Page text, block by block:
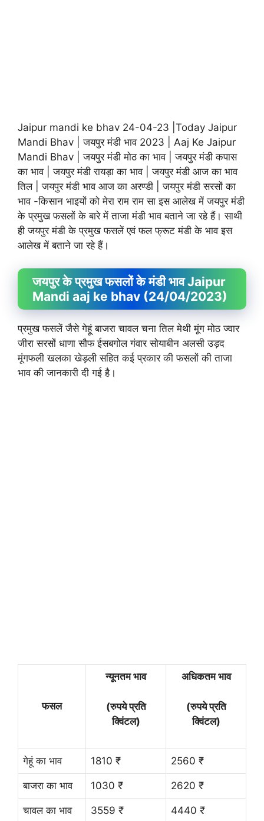
Jaipur mandi ke bhav 24-04-23 |Today Jaipur
Mandi Bhav | जयपुर मंडी भाव 2023 | Aaj Ke Jaipur
Mandi Bhav | जयपुर मंडी मोठ का भाव | जयपुर मंडी कपास
का भाव | जयपुर मंडी रायड़ा का भाव | जयपुर मंडी आज का भाव
तिल | जयपुर मंडी भाव आज का अरण्डी | जयपुर मंडी सरसों का
भाव -किसान भाइयों को मेरा राम राम सा इस आलेख में जयपुर मंडी
के प्रमुख फसलों के बारे में ताजा मंडी भाव बताने जा रहे हैं। साथी
ही जयपुर मंडी के प्रमुख फसलें एवं फल फ्रूट मंडी के भाव इस
आलेख में बताने जा रहे हैं।
जयपुर के प्रमुख फसलों के मंडी भाव Jaipur
Mandi aaj ke bhav (24/04/2023)
प्रमुख फसलें जैसे गेहूं बाजरा चावल चना तिल मेथी मूंग मोठ ज्वार
जीरा सरसों धाणा सौफ ईसबगोल गंवार सोयाबीन अलसी उड़द
मूंगफली खलका खेड़ली सहित कई प्रकार की फसलों की ताजा
भाव की जानकारी दी गई है।
फसल
न्यूनतम भाव
(रुपये प्रति
क्विंटल)
अधिकतम भाव
(रुपये प्रति
क्विंटल)
गेहूं का भाव 1810 ₹ 2560 ₹
बाजरा का भाव 1030 ₹ 2620 ₹
चावल का भाव 3559 ₹ 4440 ₹